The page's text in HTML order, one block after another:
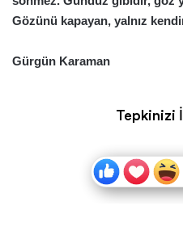
Gözünü kapayan, yalnız
Gürgün Karaman
Tepkinizi